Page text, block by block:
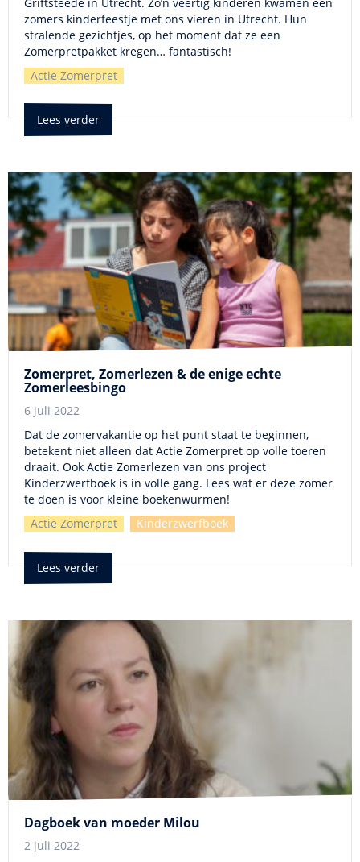
zomers kinderfeestje met ons vieren in Utrecht. Hun
stralende gezichtjes, op het moment dat ze een
Zomerpretpakket kregen… fantastisch!
Actie Zomerpret
Lees verder
Zomerpret, Zomerlezen & de enige echte
Zomerleesbingo
6 juli 2022
Dat de zomervakantie op het punt staat te beginnen,
betekent niet alleen dat Actie Zomerpret op volle toeren
draait. Ook Actie Zomerlezen van ons project
Kinderzwerfboek is in volle gang. Lees wat er deze zomer
te doen is voor kleine boekenwurmen!
Actie Zomerpret
Kinderzwerfboek
Lees verder
Dagboek van moeder Milou
2 juli 2022